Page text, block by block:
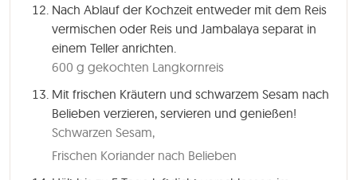
Nach Ablauf der Kochzeit entweder mit dem Reis
vermischen oder Reis und Jambalaya separat in
einem Teller anrichten.
600 g gekochten Langkornreis
Mit frischen Kräutern und schwarzem Sesam nach
Belieben verzieren, servieren und genießen!
Schwarzen Sesam,
Frischen Koriander nach Belieben